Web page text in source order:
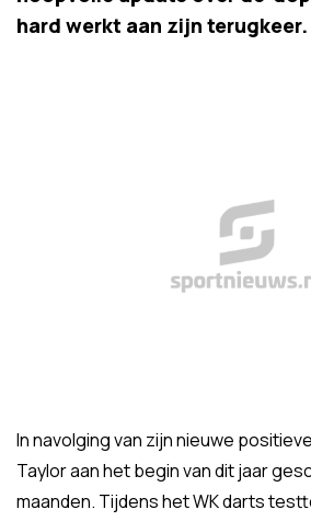
hard werkt aan zijn terugkeer.
In navolging van zijn nieuwe
Taylor aan het begin van dit jaar
maanden. Tijdens het WK darts